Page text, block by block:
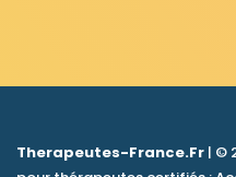
Therapeutes-France.Fr | ©